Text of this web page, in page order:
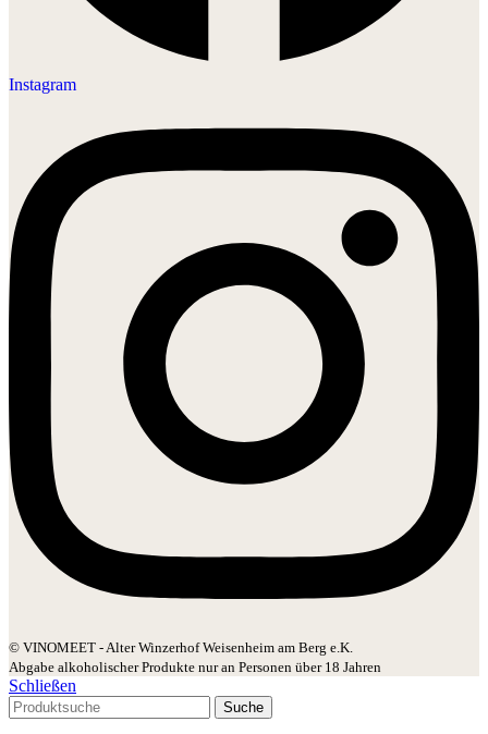
Instagram
© VINOMEET - Alter Winzerhof Weisenheim am Berg e.K.
Abgabe alkoholischer Produkte nur an Personen über 18 Jahren
Schließen
Suche